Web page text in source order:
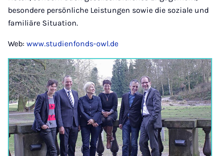
besondere persönliche Leistungen sowie die soziale und
familiäre Situation.
Web: www.studienfonds-owl.de